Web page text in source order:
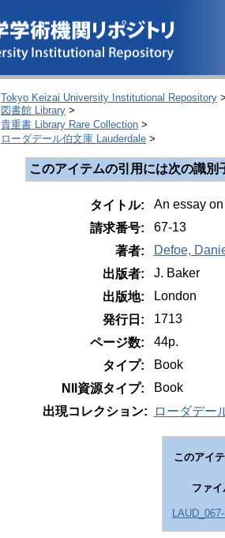
Tokyo Keizai University Institutional Repository
図書館 Library >
貴重書 Library Rare Collection >
ローダデール伯文庫 Lauderdale >
このアイテムの引用には次の識
タイトル:
An essay
請求番号:
67-13
著者:
Defoe,
出版者:
J. Baker
出版地:
London
発行日:
1713
ページ数:
44p.
タイプ:
Book
NII資源タイプ:
Book
出現コレクション:
ローダデー
このアイ
ファイ